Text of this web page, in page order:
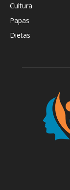
Cultura
Papas
Dietas